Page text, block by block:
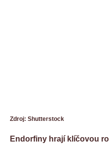
Zdroj: Shutterstock
Endorfiny hrají klíčovou